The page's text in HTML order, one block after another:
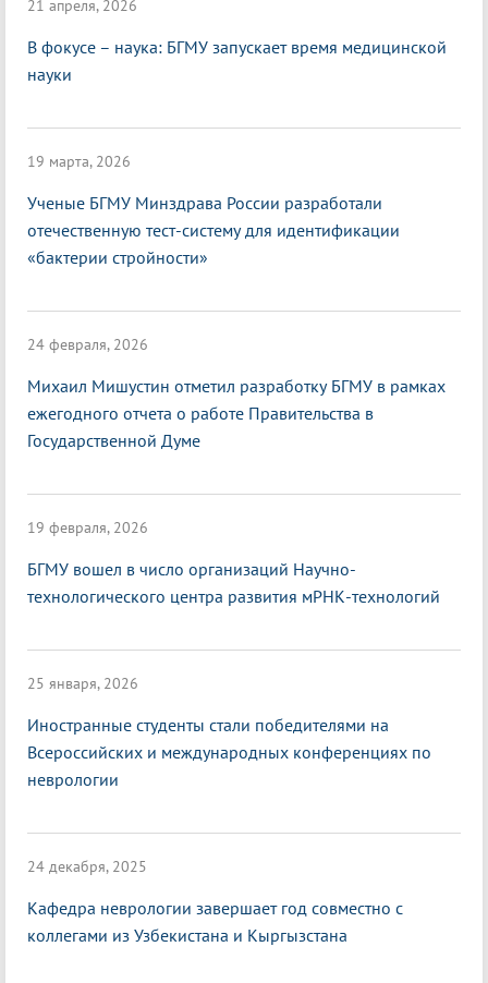
21 апреля, 2026
В фокусе – наука: БГМУ запускает время медицинской
науки
19 марта, 2026
Ученые БГМУ Минздрава России разработали
отечественную тест-систему для идентификации
«бактерии стройности»
24 февраля, 2026
Михаил Мишустин отметил разработку БГМУ в рамках
ежегодного отчета о работе Правительства в
Государственной Думе
19 февраля, 2026
БГМУ вошел в число организаций Научно-
технологического центра развития мРНК-технологий
25 января, 2026
Иностранные студенты стали победителями на
Всероссийских и международных конференциях по
неврологии
24 декабря, 2025
Кафедра неврологии завершает год совместно с
коллегами из Узбекистана и Кыргызстана